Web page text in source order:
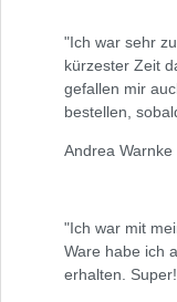
"Ich war sehr
kürzester Zeit
gefallen mir
bestellen,
Andrea
"Ich war mit
Ware habe ich
erhalten.